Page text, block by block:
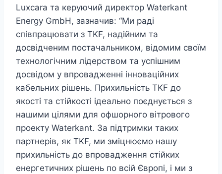
Luxcara та керуючий директор Waterkant
Energy GmbH, зазначив: “Ми раді
співпрацювати з TKF, надійним та
досвідченим постачальником, відомим своїм
технологічним лідерством та успішним
досвідом у впровадженні інноваційних
кабельних рішень. Прихильність TKF до
якості та стійкості ідеально поєднується з
нашими цілями для офшорного вітрового
проекту Waterkant. За підтримки таких
партнерів, як TKF, ми зміцнюємо нашу
прихильність до впровадження стійких
енергетичних рішень по всій Європі, і ми з